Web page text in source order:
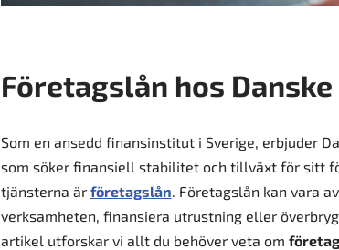
Företagslån hos Danske
Som en ansedd finansinstitut i Sverige, erbjuder
som söker finansiell stabilitet och tillväxt för sitt
tjänsterna är företagslån . Företagslån kan vara
verksamheten, finansiera utrustning eller
artikel utforskar vi allt du behöver veta om